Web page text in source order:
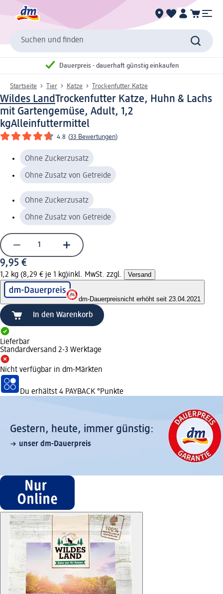
Suchen und finden
Dauerpreis - dauerhaft günstig einkaufen
Startseite Tier Katze Trockenfutter Katze
Wildes LandTrockenfutter Katze, Huhn & Lachs
mit Gartengemüse, Adult, 1,2
kgAlleinfuttermittel
4.8 (33 Bewertungen)
Ohne Zuckerzusatz
Ohne Zusatz von Getreide
Ohne Zuckerzusatz
Ohne Zusatz von Getreide
9,95 €
1,2 kg (8,29 € je 1 kg)inkl. MwSt. zzgl. Versand
dm-Dauerpreisnicht erhöht seit 23.04.2021
In den Warenkorb
Lieferbar
Standardversand 2-3 Werktage
Nicht verfügbar in dm-Märkten
Du erhältst 4 PAYBACK °Punkte
Gestern, heute, immer günstig:
unser dm-Dauerpreis